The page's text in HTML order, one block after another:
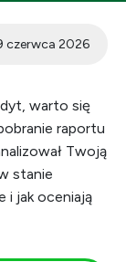
czerwca 2026
warto się
raportu
Twoją
stanie
i jak oceniają